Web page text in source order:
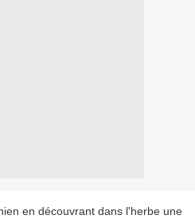
en découvrant dans l'herbe une